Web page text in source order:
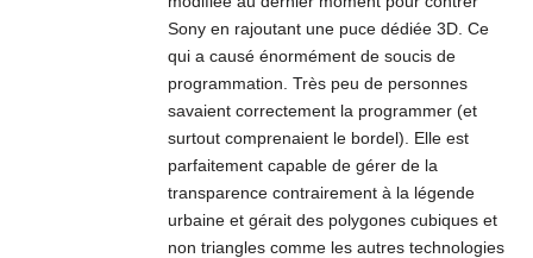
Sony en rajoutant une puce dédiée 3D. Ce
qui a causé énormément de soucis de
programmation. Très peu de personnes
savaient correctement la programmer (et
surtout comprenaient le bordel). Elle est
parfaitement capable de gérer de la
transparence contrairement à la légende
urbaine et gérait des polygones cubiques et
non triangles comme les autres technologies